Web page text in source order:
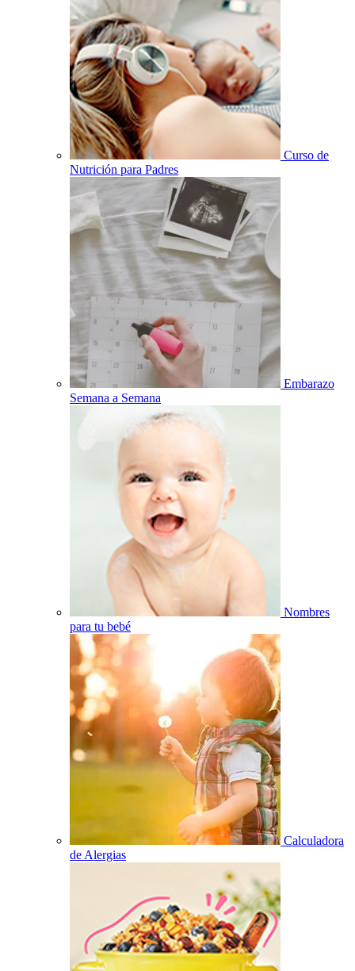
Curso de
Nutrición para Padres
Embarazo
Semana a Semana
Nombres
para tu bebé
Calculadora
de Alergias